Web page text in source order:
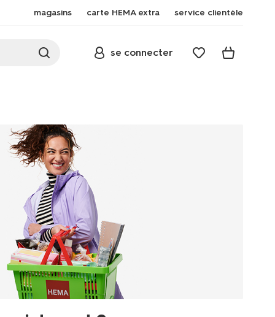
magasins carte HEMA extra service clientèle
se connecter